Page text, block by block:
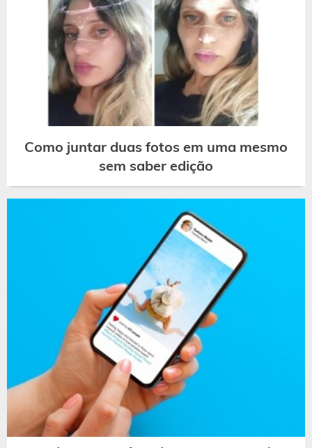
Como juntar duas fotos em uma mesmo
sem saber edição